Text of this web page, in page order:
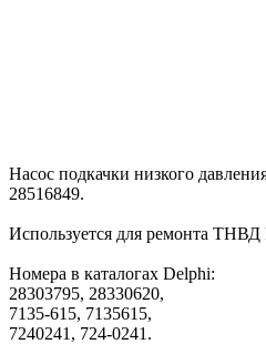
Насос подкачки низкого
28516849.
Используется для ремонта
Номера в каталогах Delphi:
28303795, 28330620,
7135-615, 7135615,
7240241, 724-0241.